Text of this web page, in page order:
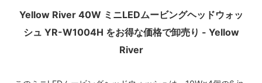
Yellow River 40W ミニLEDムービングヘッドウォッ
シュ YR-W1004H をお得な価格で卸売り - Yellow
River